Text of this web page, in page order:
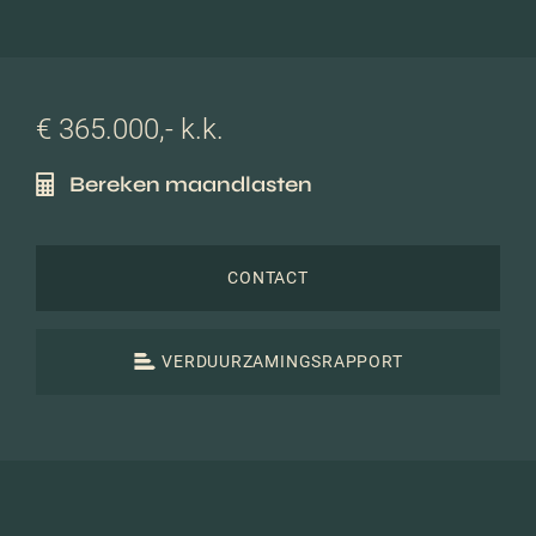
€ 365.000,- k.k.
Bereken maandlasten
CONTACT
VERDUURZAMINGSRAPPORT